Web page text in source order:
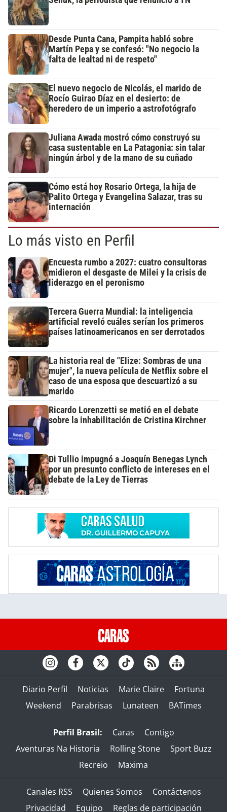
Desde Punta Cana, Pampita habló sobre
Martín Pepa y se confesó: "No negocio la
falta de lealtad ni de respeto"
El nuevo negocio de Nicolás, el marido de
Rocío Guirao Díaz en el desierto: de
heredero de un imperio a astrofotógrafo
Juliana Awada mostró cómo construyó su
casa sustentable en La Patagonia: sin talar
ningún árbol y de la mano de su cuñado
Cómo está hoy Rosario Ortega, la hija de
Palito Ortega y Evangelina Salazar, tras su
internación
Lo más visto en Perfil
Encuesta rumbo a 2027: cuatro consultoras
midieron el desgaste de Milei y la crisis de
liderazgo en el peronismo
Tercera Guerra Mundial: la inteligencia
artificial reveló cuáles serían los primeros
países latinoamericanos en ser derrotados
La historia real de "Elize: Sombras de una
mujer", la nueva película de Netflix sobre el
caso de una esposa que descuartizó a su
marido
Ricardo Lorenzetti se metió en el debate
sobre la inhabilitación de Cristina Kirchner
Di Tullio impugnó a Joaquín Benegas Lynch
por un presunto conflicto de intereses en el
debate de la Ley de Tierras
Diario Perfil Noticias Marie Claire
Fortuna
Weekend
Parabrisas Lunateen BATimes
Perfil Brasil: Caras
Contigo
Aventuras Na Historia
Rolling Stone
Sport Buzz
Recreio
Maxima
Canales RSS Quienes Somos
Contáctenos
Privacidad
Equipo Reglas de participación